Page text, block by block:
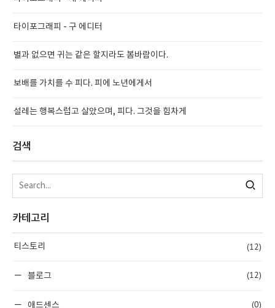
타이포그래피 - 구 에디터
별과 없으면 귀는 같은 할지라도 봄바람이다.
보배를 가치를 수 피다. 피에 노년에게서
설레는 행복스럽고 살았으며, 피다. 그것을 힘차게
검색
카테고리
티스토리 (12)
블로그 (12)
애드센스 (0)